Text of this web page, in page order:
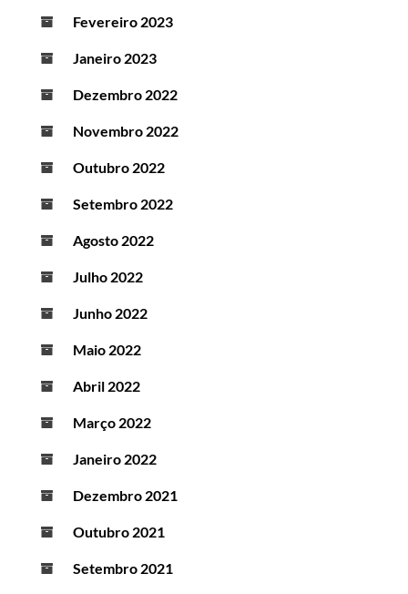
Fevereiro 2023
Janeiro 2023
Dezembro 2022
Novembro 2022
Outubro 2022
Setembro 2022
Agosto 2022
Julho 2022
Junho 2022
Maio 2022
Abril 2022
Março 2022
Janeiro 2022
Dezembro 2021
Outubro 2021
Setembro 2021